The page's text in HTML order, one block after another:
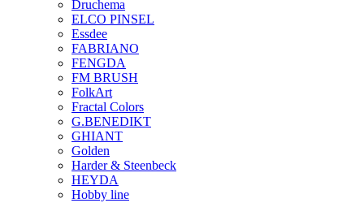
Druchema
ELCO PINSEL
Essdee
FABRIANO
FENGDA
FM BRUSH
FolkArt
Fractal Colors
G.BENEDIKT
GHIANT
Golden
Harder & Steenbeck
HEYDA
Hobby line